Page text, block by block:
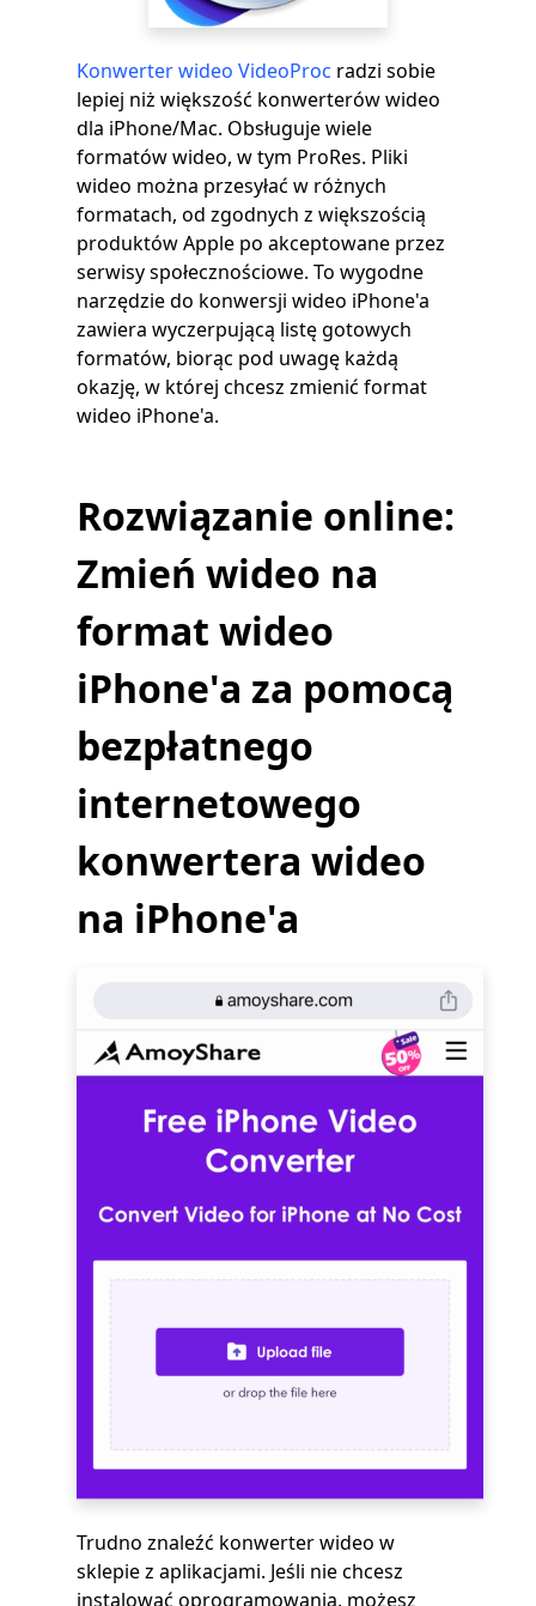
Konwerter wideo VideoProc radzi sobie
lepiej niż większość konwerterów wideo
dla iPhone/Mac. Obsługuje wiele
formatów wideo, w tym ProRes. Pliki
wideo można przesyłać w różnych
formatach, od zgodnych z większością
produktów Apple po akceptowane przez
serwisy społecznościowe. To wygodne
narzędzie do konwersji wideo iPhone'a
zawiera wyczerpującą listę gotowych
formatów, biorąc pod uwagę każdą
okazję, w której chcesz zmienić format
wideo iPhone'a.
Rozwiązanie online:
Zmień wideo na
format wideo
iPhone'a za pomocą
bezpłatnego
internetowego
konwertera wideo
na iPhone'a
Trudno znaleźć konwerter wideo w
sklepie z aplikacjami. Jeśli nie chcesz
instalować oprogramowania, możesz